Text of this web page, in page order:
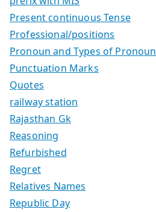
Present continuous Tense
Professional/positions
Pronoun and Types of Pronoun
Punctuation Marks
Quotes
railway station
Rajasthan Gk
Reasoning
Refurbished
Regret
Relatives Names
Republic Day